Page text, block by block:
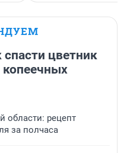
цветник
копеечных
области: рецепт
за полчаса